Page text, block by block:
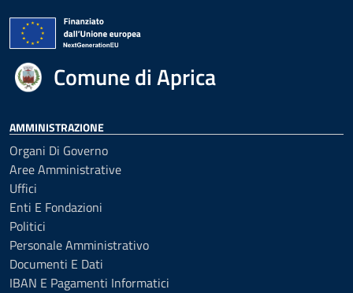
Comune di Aprica
AMMINISTRAZIONE
Organi Di Governo
Aree Amministrative
Uffici
Enti E Fondazioni
Politici
Personale Amministrativo
Documenti E Dati
IBAN E Pagamenti Informatici